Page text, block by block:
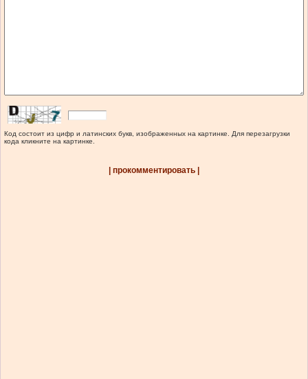
Код состоит из цифр и латинских букв, изображенных на картинке. Для перезагрузки
кода кликните на картинке.
| прокомментировать |